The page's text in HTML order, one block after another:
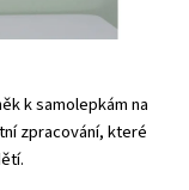
k samolepkám na
zpracování, které